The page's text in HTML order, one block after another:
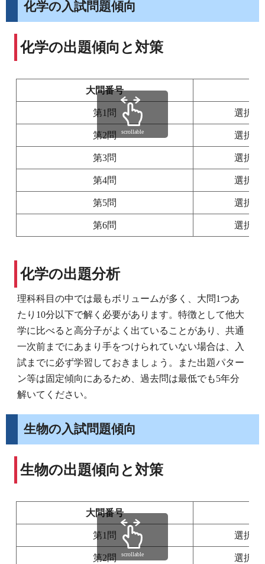
化学の入試問題傾向
化学の出題傾向と対策
大問番号
第1問 選択・
第2問 選択・
第3問 選択・
第4問 選択・
第5問 選択・
第6問 選択・
scrollable
化学の出題分析
理科科目の中では最もボリュームが多く、大問1つあ
たり10分以下で解く必要があります。特徴として他大
学に比べると高分子がよく出ていることがあり、共通
一次前までにあまり手をつけられていない場合は、入
試までに必ず学習しておきましょう。また出題パター
ン等は固定傾向にあるため、過去問は最低でも5年分
解いてください。
生物の入試問題傾向
生物の出題傾向と対策
大問番号
第1問 選択・
第2問 選択・
scrollable